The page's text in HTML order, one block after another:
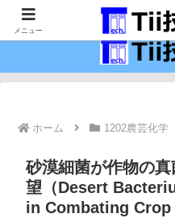
最新の科学技
ホーム 1202農芸化学
砂漠細菌が作物の
望（Desert
in Combating
メニュー